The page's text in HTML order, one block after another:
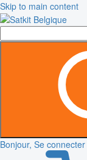
Skip to main content
Bonjour, Se connecter